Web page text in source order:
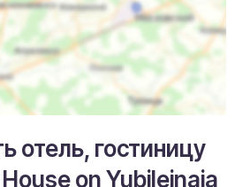
отель, гостиницу
on Yubileinaia